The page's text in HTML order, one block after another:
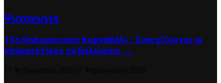
Ψυχαγωγία
13ο Καλαματιανό Καρναβάλι : Συνεχίζονται οι
αποκριάτικες εκδηλώσεις ….